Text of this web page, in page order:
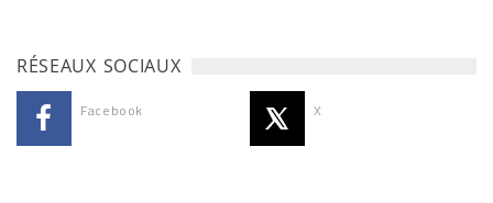
RÉSEAUX SOCIAUX
Facebook X